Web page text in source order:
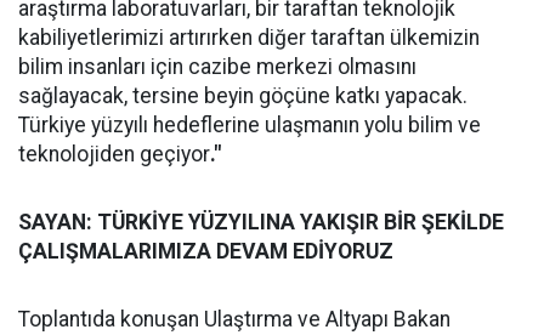
araştırma laboratuvarları, bir taraftan teknolojik
kabiliyetlerimizi artırırken diğer taraftan ülkemizin
bilim insanları için cazibe merkezi olmasını
sağlayacak, tersine beyin göçüne katkı yapacak.
Türkiye yüzyılı hedeflerine ulaşmanın yolu bilim ve
teknolojiden geçiyor."
SAYAN: TÜRKİYE YÜZYILINA YAKIŞIR BİR ŞEKİLDE
ÇALIŞMALARIMIZA DEVAM EDİYORUZ
Toplantıda konuşan Ulaştırma ve Altyapı Bakan